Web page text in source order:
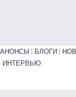
Primary links bottom
АНОНСЫ БЛОГИ
ИНТЕРВЬЮ